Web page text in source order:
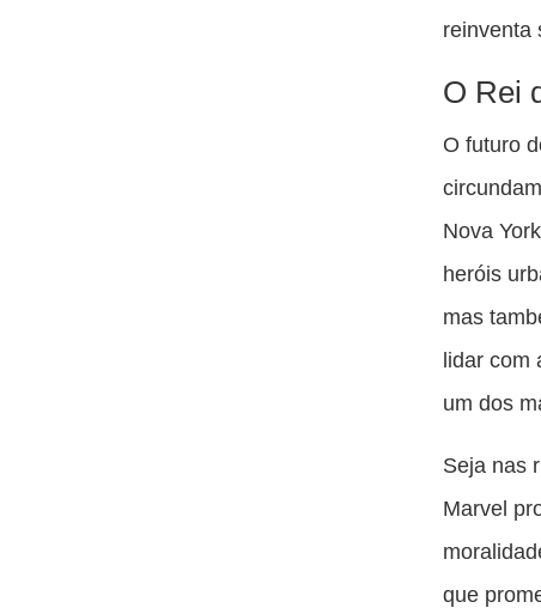
reinventa
O Rei
O futuro
Nova
heróis
mas
lidar com
um dos
Seja nas
Marvel
que